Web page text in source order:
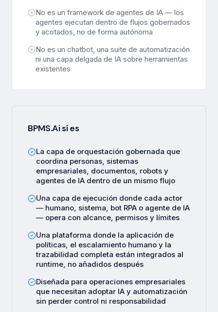
No es un framework de agentes de IA — los
agentes ejecutan dentro de flujos gobernados
y acotados, no de forma autónoma
No es un chatbot, una suite de automatización
ni una capa delgada de IA sobre herramientas
existentes
BPMS.Ai sí es
La capa de orquestación gobernada que
coordina personas, sistemas
empresariales, documentos, robots y
agentes de IA dentro de un mismo flujo
Una capa de ejecución donde cada actor
— humano, sistema, bot RPA o agente de IA
— opera con alcance, permisos y límites
Una plataforma donde la aplicación de
políticas, el escalamiento humano y la
trazabilidad completa están integrados al
runtime, no añadidos después
Diseñada para operaciones empresariales
que necesitan adoptar IA y automatización
sin perder control ni responsabilidad